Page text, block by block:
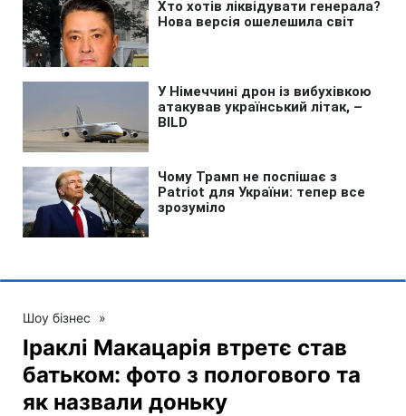
Шоу бізнес »
Іраклі Макацарія втретє став
батьком: фото з пологового та
як назвали доньку